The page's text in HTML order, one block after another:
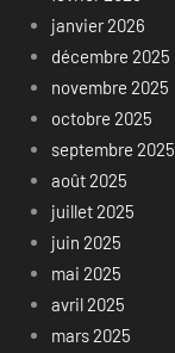
janvier 2026
décembre 2025
novembre 2025
octobre 2025
septembre 2025
août 2025
juillet 2025
juin 2025
mai 2025
avril 2025
mars 2025